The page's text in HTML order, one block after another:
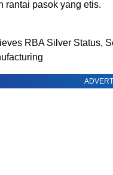
rantai pasok yang etis.
RBA Silver Status,